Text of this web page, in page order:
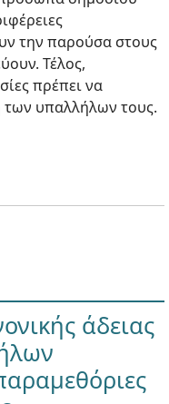
την παρούσα στους
Τέλος,
πρέπει να
των υπαλλήλων τους.
άδειας